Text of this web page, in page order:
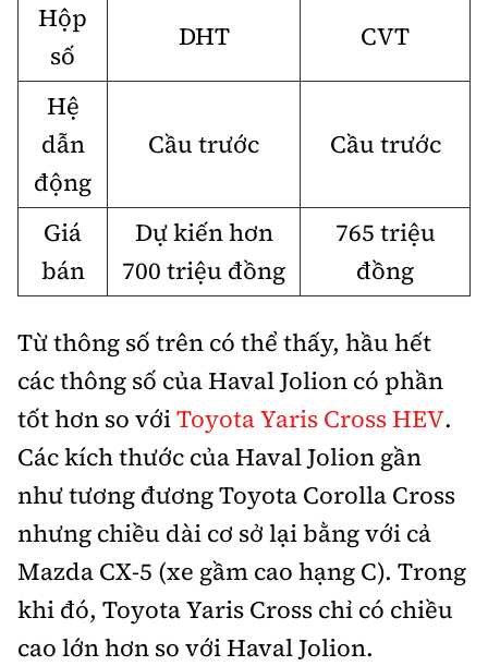
Hộp
số
DHT CVT
Hệ
dẫn
động
Cầu trước Cầu trước
Giá
bán
Dự kiến hơn
700 triệu đồng
765 triệu
đồng
Từ thông số trên có thể thấy, hầu hết
các thông số của Haval Jolion có phần
tốt hơn so vớiToyota Yaris Cross HEV.
Các kích thước của Haval Jolion gần
như tương đương Toyota Corolla Cross
nhưng chiều dài cơ sở lại bằng với cả
Mazda CX-5 (xe gầm cao hạng C). Trong
khi đó, Toyota Yaris Cross chỉ có chiều
cao lớn hơn so với Haval Jolion.